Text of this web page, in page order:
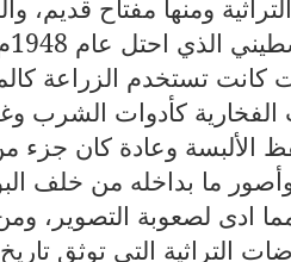
ومنها مفتاح
كانت تستخدم الزراعة
كأدوات الشرب
الألبسة وعادة كان
ما بداخله من خلف
مما ادى لصعوبة
التراثية التي توثق